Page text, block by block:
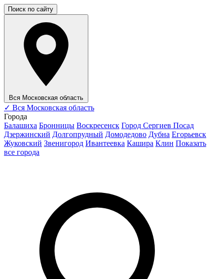
Поиск по сайту
Вся Московская область
✓ Вся Московская область
Города
Балашиха Бронницы Воскресенск Город Сергиев Посад
Дзержинский Долгопрудный Домодедово Дубна Егорьевск
Жуковский Звенигород Ивантеевка Кашира Клин Показать
все города